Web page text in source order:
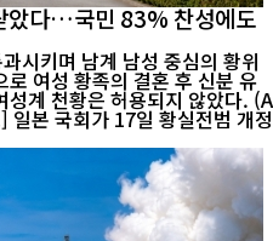
았다…국민 83% 찬성에도
시키며 남계 남성 중심의 황위
여성 황족의 결혼 후 신분 유
계 천황은 허용되지 않았다. (A